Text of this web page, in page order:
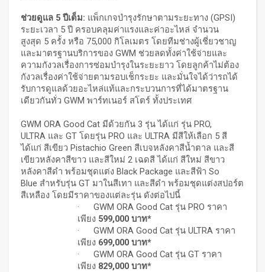
ช่วยดูแล 5 ปีเต็ม: แพ็กเกจบำรุงรักษาตามระยะทาง (GPSI)
ระยะเวลา 5 ปี ครอบคลุมค่าแรงและค่าอะไหล่ จำนวน
สูงสุด 5 ครั้ง หรือ 75,000 กิโลเมตร โดยทีมช่างผู้เชี่ยวชาญ
และมาตรฐานบริการของ GWM ช่วยลดทั้งค่าใช้จ่ายและ
ความกังวลเรื่องการซ่อมบำรุงในระยะยาว โดยลูกค้าไม่ต้อง
กังวลเรื่องค่าใช้จ่ายตามรอบเช็กระยะ และมั่นใจได้ว่ารถได้
รับการดูแลด้วยอะไหล่แท้และกระบวนการที่ได้มาตรฐาน
เดียวกันทั่ว GWM พาร์ทเนอร์ สโตร์ ทั้งประเทศ
GWM ORA Good Cat มีด้วยกัน 3 รุ่น ได้แก่ รุ่น PRO,
ULTRA และ GT โดยรุ่น PRO และ ULTRA มีสีให้เลือก 5 สี
ได้แก่ สีเขียว Pistachio Green สีเบจหลังคาสีน้ำตาล และสี
เขียวหลังคาสีขาว และสีใหม่ 2 เฉดสี ได้แก่ สีใหม่ สีขาว
หลังคาสีดำ พร้อมชุดแต่ง Black Package และสีฟ้า So
Blue สำหรับรุ่น GT มาในสีเทา และสีดำ พร้อมชุดแต่งสปอร์ต
สีเหลือง โดยมีราคาของแต่ละรุ่น ดังต่อไปนี้
· GWM ORA Good Cat รุ่น PRO ราคา
เพียง 599,000 บาท*
· GWM ORA Good Cat รุ่น ULTRA ราคา
เพียง 699,000 บาท*
· GWM ORA Good Cat รุ่น GT ราคา
เพียง 829,000 บาท*